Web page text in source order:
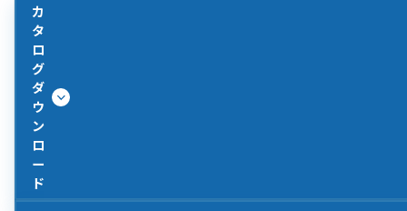
カ
タ
ロ
グ
ダ
ウ
ン
ロ
ー
ド